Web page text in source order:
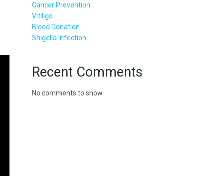
Cancer Prevention
Vitiligo
Blood Donation
Shigella Infection
Recent Comments
No comments to show.